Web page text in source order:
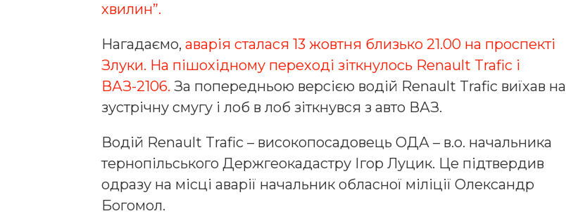
хвилин”.
Нагадаємо, аварія сталася 13 жовтня близько 21.00 на проспекті
Злуки. На пішохідному переході зіткнулось Renault Trafic і
ВАЗ-2106. За попередньою версією водій Renault Trafic виїхав на
зустрічну смугу і лоб в лоб зіткнувся з авто ВАЗ.
Водій Renault Trafic – високопосадовець ОДА – в.о. начальника
тернопільського Держгеокадастру Ігор Луцик. Це підтвердив
одразу на місці аварії начальник обласної міліції Олександр
Богомол.